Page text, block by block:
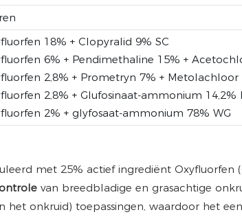
18% + Clopyralid 9% SC
6% + Pendimethaline 15% +
2,8% + Prometryn 7% + Metolachloor
2,8% + Glufosinaat-ammonium 14,2%
2% + glyfosaat-ammonium 78% WG
met 25% actief ingrediënt Oxyfluorfen
van breedbladige en grasachtige
het onkruid) toepassingen, waardoor het